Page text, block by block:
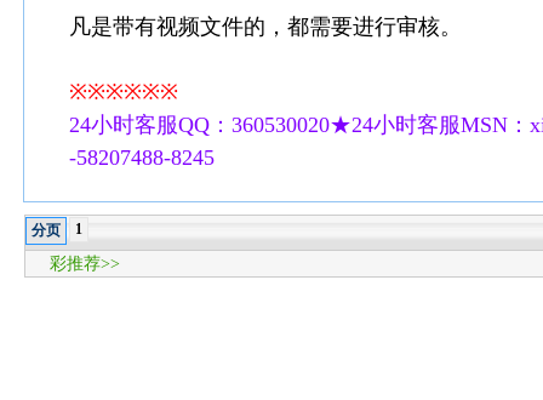
凡是带有视频文件的，都需要进行审核。
※※※※※※
24小时客服QQ：360530020★24小时客服MSN
-58207488-8245
分页 1
彩推荐>>